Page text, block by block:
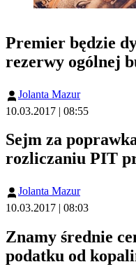
Premier będzie
rezerwy ogólnej
Jolanta Mazur
10.03.2017 | 08:55
Sejm za
rozliczaniu PIT
Jolanta Mazur
10.03.2017 | 08:03
Znamy średnie
podatku od